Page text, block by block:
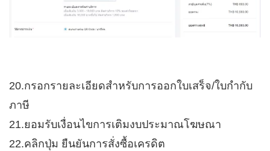
20.กรอกรายละเอียดสำหรับการออกใบเสร็จ/ใบกำกับ
ภาษี
21.ยอมรับเงื่อนไขการเติมงบประมาณโฆษณา
22.คลิกปุ่ม ยืนยันการสั่งซื้อเครดิต